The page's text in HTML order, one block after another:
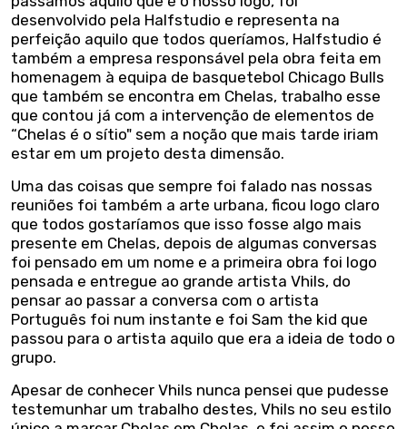
desenvolvido pela Halfstudio e representa na
perfeição aquilo que todos queríamos, Halfstudio é
também a empresa responsável pela obra feita em
homenagem à equipa de basquetebol Chicago Bulls
que também se encontra em Chelas, trabalho esse
que contou já com a intervenção de elementos de
“Chelas é o sítio" sem a noção que mais tarde iriam
estar em um projeto desta dimensão.
Uma das coisas que sempre foi falado nas nossas
reuniões foi também a arte urbana, ficou logo claro
que todos gostaríamos que isso fosse algo mais
presente em Chelas, depois de algumas conversas
foi pensado em um nome e a primeira obra foi logo
pensada e entregue ao grande artista Vhils, do
pensar ao passar a conversa com o artista
Português foi num instante e foi Sam the kid que
passou para o artista aquilo que era a ideia de todo o
grupo.
Apesar de conhecer Vhils nunca pensei que pudesse
testemunhar um trabalho destes, Vhils no seu estilo